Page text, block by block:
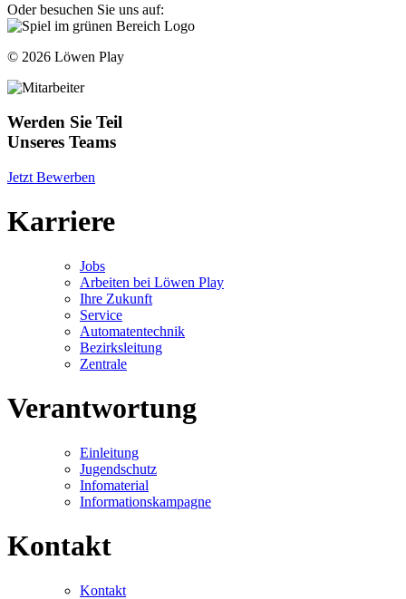
Oder besuchen Sie uns auf:
© 2026 Löwen Play
Werden Sie Teil
Unseres Teams
Jetzt Bewerben
Karriere
Jobs
Arbeiten bei Löwen Play
Ihre Zukunft
Service
Automatentechnik
Bezirksleitung
Zentrale
Verantwortung
Einleitung
Jugendschutz
Infomaterial
Informationskampagne
Kontakt
Kontakt